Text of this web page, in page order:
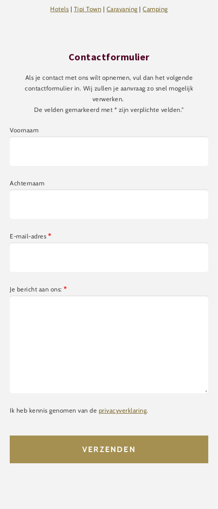
Hotels | Tipi Town | Caravaning |Camping
Contactformulier
Als je contact met ons wilt opnemen, vul dan het volgende
contactformulier in. Wij zullen je aanvraag zo snel mogelijk
verwerken.
De velden gemarkeerd met * zijn verplichte velden."
Voornaam
Achternaam
E-mail-adres
Je bericht aan ons:
Ik heb kennis genomen van de privacyverklaring.